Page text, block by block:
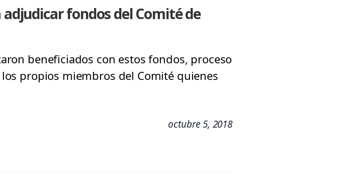
fondos del Comité de
beneficiados con estos fondos, proceso
propios miembros del Comité quienes
octubre 5, 2018